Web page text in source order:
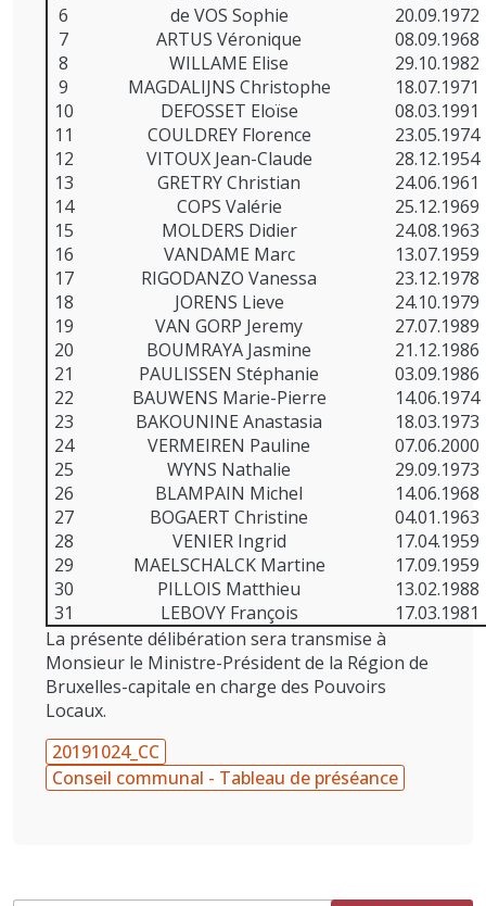
6
de VOS Sophie
20.09.1972
7
ARTUS Véronique
08.09.1968
8
WILLAME Elise
29.10.1982
9
MAGDALIJNS Christophe
18.07.1971
10
DEFOSSET Eloïse
08.03.1991
11
COULDREY Florence
23.05.1974
12
VITOUX Jean-Claude
28.12.1954
13
GRETRY Christian
24.06.1961
14
COPS Valérie
25.12.1969
15
MOLDERS Didier
24.08.1963
16
VANDAME Marc
13.07.1959
17
RIGODANZO Vanessa
23.12.1978
18
JORENS Lieve
24.10.1979
19
VAN GORP Jeremy
27.07.1989
20
BOUMRAYA Jasmine
21.12.1986
21
PAULISSEN Stéphanie
03.09.1986
22
BAUWENS Marie-Pierre
14.06.1974
23
BAKOUNINE Anastasia
18.03.1973
24
VERMEIREN Pauline
07.06.2000
25
WYNS Nathalie
29.09.1973
26
BLAMPAIN Michel
14.06.1968
27
BOGAERT Christine
04.01.1963
28
VENIER Ingrid
17.04.1959
29
MAELSCHALCK Martine
17.09.1959
30
PILLOIS Matthieu
13.02.1988
31
LEBOVY François
17.03.1981
La présente délibération sera transmise à
Monsieur le Ministre-Président de la Région de
Bruxelles-capitale en charge des Pouvoirs
Locaux.
20191024_CC
Conseil communal - Tableau de préséance